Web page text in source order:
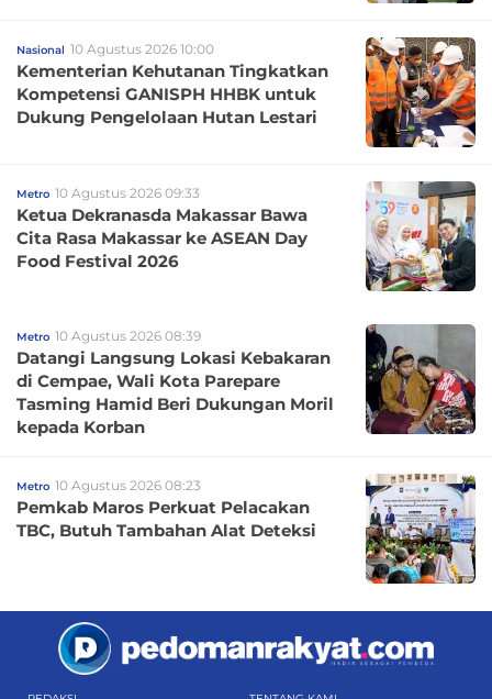
Nasional 10 Agustus 2026 10:00
Kementerian Kehutanan Tingkatkan
Kompetensi GANISPH HHBK untuk
Dukung Pengelolaan Hutan Lestari
Metro 10 Agustus 2026 09:33
Ketua Dekranasda Makassar Bawa
Cita Rasa Makassar ke ASEAN Day
Food Festival 2026
Metro 10 Agustus 2026 08:39
Datangi Langsung Lokasi Kebakaran
di Cempae, Wali Kota Parepare
Tasming Hamid Beri Dukungan Moril
kepada Korban
Metro 10 Agustus 2026 08:23
Pemkab Maros Perkuat Pelacakan
TBC, Butuh Tambahan Alat Deteksi